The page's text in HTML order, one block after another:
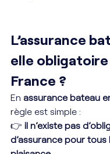
L’assurance
elle obligatoire
France ?
En assurance bateau
règle est simple :
👉 il n’existe pas
d’assurance pour